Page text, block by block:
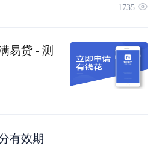
银行的客服电话也会印在信用
网上购物是会用到的支付信
1735
易贷 - 测
有效期